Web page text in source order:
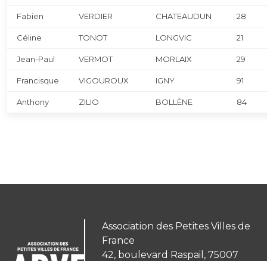
Fabien VERDIER CHATEAUDUN 28
Céline TONOT LONGVIC 21
Jean-Paul VERMOT MORLAIX 29
Francisque VIGOUROUX IGNY 91
Anthony ZILIO BOLLÈNE 84
Association des Petites Villes de
France
42, boulevard Raspail, 75007